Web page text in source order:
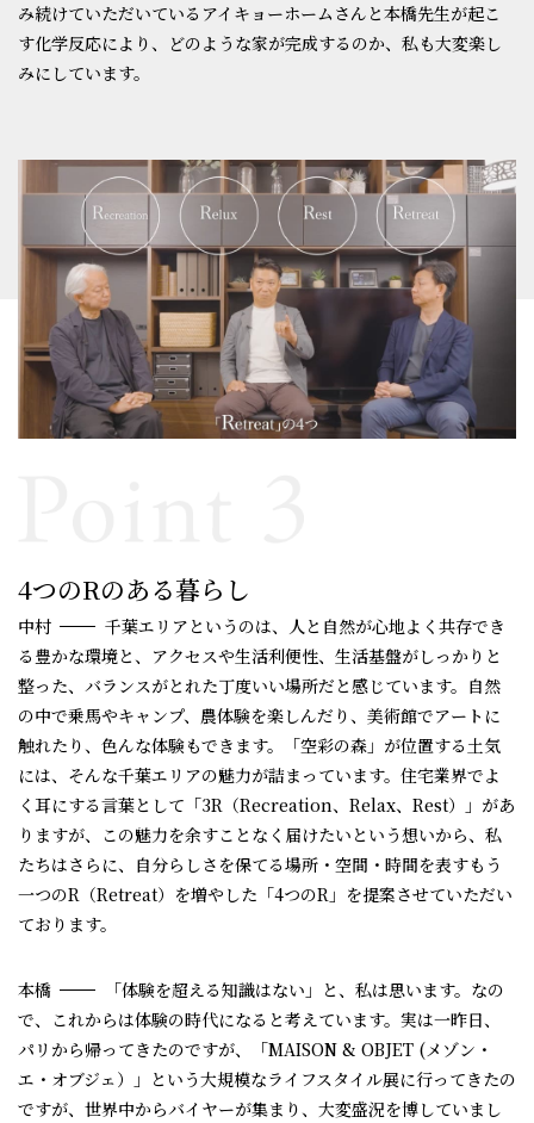
み続けていただいているアイキョーホームさんと本橋先生が起こ
す化学反応により、どのような家が完成するのか、私も大変楽し
みにしています。
4つのRのある暮らし
中村
千葉エリアというのは、人と自然が心地よく共存でき
る豊かな環境と、アクセスや生活利便性、生活基盤がしっかりと
整った、バランスがとれた丁度いい場所だと感じています。自然
の中で乗馬やキャンプ、農体験を楽しんだり、美術館でアートに
触れたり、色んな体験もできます。「空彩の森」が位置する土気
には、そんな千葉エリアの魅力が詰まっています。住宅業界でよ
く耳にする言葉として「3R（Recreation、Relax、Rest）」があ
りますが、この魅力を余すことなく届けたいという想いから、私
たちはさらに、自分らしさを保てる場所・空間・時間を表すもう
一つのR（Retreat）を増やした「4つのR」を提案させていただい
ております。
本橋
「体験を超える知識はない」と、私は思います。なの
で、これからは体験の時代になると考えています。実は一昨日、
パリから帰ってきたのですが、「MAISON & OBJET (メゾン・
エ・オブジェ）」という大規模なライフスタイル展に行ってきたの
ですが、世界中からバイヤーが集まり、大変盛況を博していまし